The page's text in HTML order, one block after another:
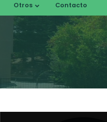
Otros Contacto